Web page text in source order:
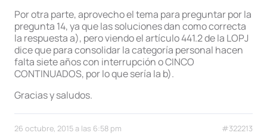
Por otra parte, aprovecho el tema para preguntar por la
pregunta 14, ya que las soluciones dan como correcta
la respuesta a), pero viendo el artículo 441.2 de la LOPJ
dice que para consolidar la categoría personal hacen
falta siete años con interrupción o CINCO
CONTINUADOS, por lo que sería la b).
Gracias y saludos.
26 octubre, 2015 a las 6:58 pm #322213